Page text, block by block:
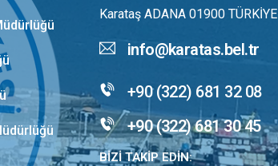
Karataş ADANA 01900 TÜRKİYE
info@karatas.bel.tr
+90 (322) 681 32 08
+90 (322) 681 30 45
BİZİ TAKİP EDİN: